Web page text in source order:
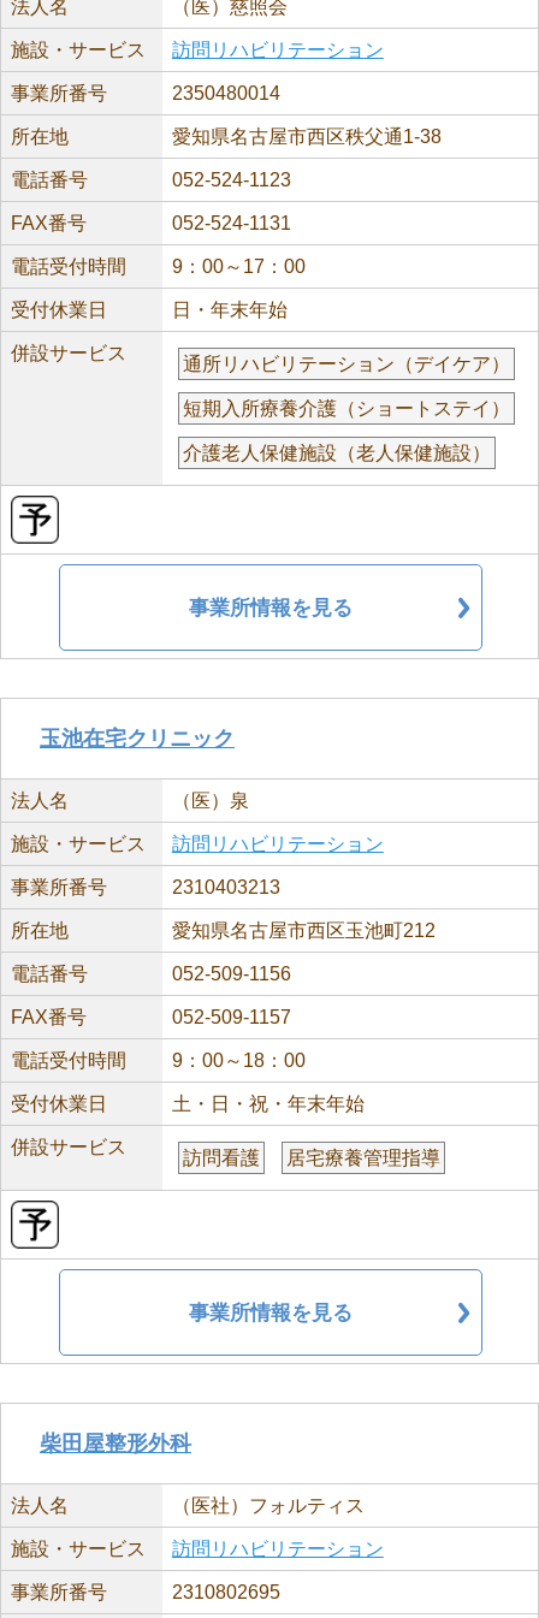
法人名 （医）慈照会
施設・サービス 訪問リハビリテーション
事業所番号 2350480014
所在地 愛知県名古屋市西区秩父通1-38
電話番号 052-524-1123
FAX番号 052-524-1131
電話受付時間 9：00～17：00
受付休業日 日・年末年始
併設サービス
通所リハビリテーション（デイケア）
短期入所療養介護（ショートステイ）
介護老人保健施設（老人保健施設）
事業所情報を見る
玉池在宅クリニック
法人名 （医）泉
施設・サービス 訪問リハビリテーション
事業所番号 2310403213
所在地 愛知県名古屋市西区玉池町212
電話番号 052-509-1156
FAX番号 052-509-1157
電話受付時間 9：00～18：00
受付休業日 土・日・祝・年末年始
併設サービス
訪問看護 居宅療養管理指導
事業所情報を見る
柴田屋整形外科
法人名 （医社）フォルティス
施設・サービス 訪問リハビリテーション
事業所番号 2310802695